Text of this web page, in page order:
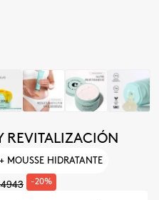
REVITALIZACIÓN
MOUSSE HIDRATANTE
-20%